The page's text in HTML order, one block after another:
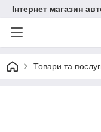
Інтернет магазин
Товари та